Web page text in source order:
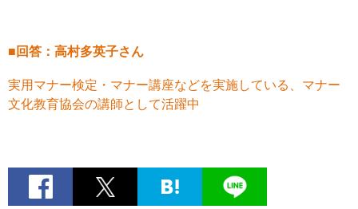
■回答：高村多英子さん
実用マナー検定・マナー講座などを実施している、マナー
文化教育協会の講師として活躍中